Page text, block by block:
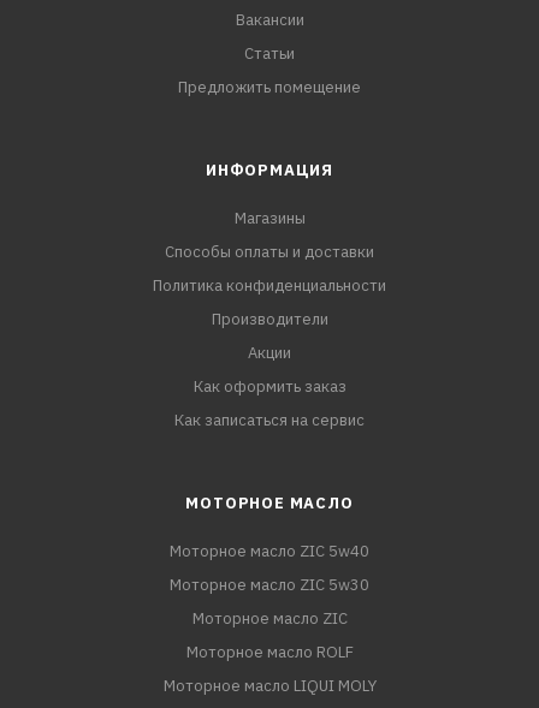
Вакансии
Статьи
Предложить помещение
ИНФОРМАЦИЯ
Магазины
Способы оплаты и доставки
Политика конфиденциальности
Производители
Акции
Как оформить заказ
Как записаться на сервис
МОТОРНОЕ МАСЛО
Моторное масло ZIC 5w40
Моторное масло ZIC 5w30
Моторное масло ZIC
Моторное масло ROLF
Моторное масло LIQUI MOLY